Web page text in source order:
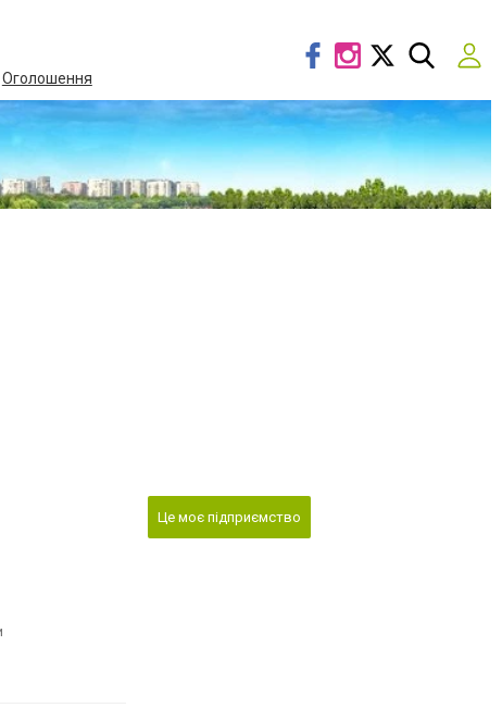
Оголошення
Це моє підприємство